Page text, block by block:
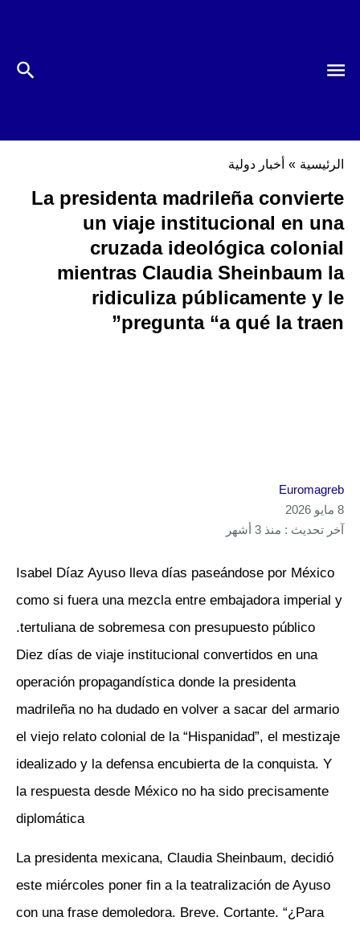
الرئيسية » أخبار دولية
La presidenta madrileña convierte
un viaje institucional en una
cruzada ideológica colonial
mientras Claudia Sheinbaum la
ridiculiza públicamente y le
pregunta “a qué la traen”
Euromagreb
8 مايو 2026
آخر تحديث : منذ 3 أشهر
Isabel Díaz Ayuso lleva días paseándose por México
como si fuera una mezcla entre embajadora imperial y
tertuliana de sobremesa con presupuesto público.
Diez días de viaje institucional convertidos en una
operación propagandística donde la presidenta
madrileña no ha dudado en volver a sacar del armario
el viejo relato colonial de la “Hispanidad”, el mestizaje
idealizado y la defensa encubierta de la conquista. Y
la respuesta desde México no ha sido precisamente
diplomática
La presidenta mexicana, Claudia Sheinbaum, decidió
este miércoles poner fin a la teatralización de Ayuso
con una frase demoledora. Breve. Cortante. “¿Para